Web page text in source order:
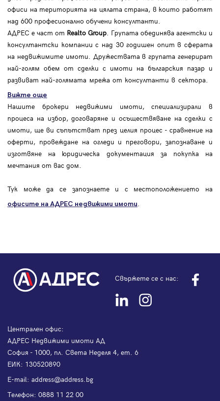
офиси на територията на цялата страна, в които работят
над 600 професионално обучени консултанти.
АДРЕС е част от Realto Group. Групата обединява агентски и
консултантски компании с над 30 годишен опит в сферата
на недвижимите имоти. Дружествата в групата генерират
най-голям обем от сделки с имоти на българския пазар и
развиват най-голямата мрежа от консултанти в сектора.
Вижте още
Нашите брокери недвижими имоти, специализирали в
процеса на избор, договаряне и осъществяване на сделки с
имоти, ще ви съпътстват през целия процес - сравнение на
оферти, провеждане на огледи и преговори, запознаване и
изготвяне на юридическа документация за покупка на
мечтания от вас дом.
Тук може да се запознаете и с местоположението на
офисите на АДРЕС недвижими имоти.
Свържете се с нас:
Централен офис:
АДРЕС Недвижими имоти АД
София - 1000, пл. Света Неделя 4, ет. 6
ЕИК: 130520890
Е-mail: address@address.bg
Телефон: 0888 11 22 00